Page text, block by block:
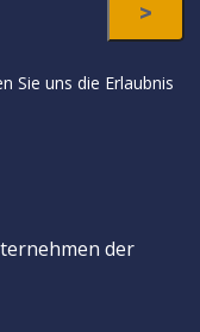
Sie uns die Erlaubnis
der